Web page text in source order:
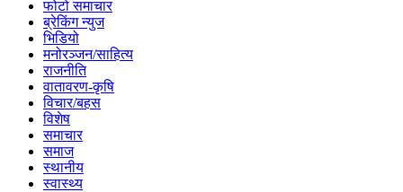
फोटो समाचार
ब्रेकिंग न्युज
भिडियो
मनोरञ्जन/साहित्य
राजनीति
वातावरण-कृषि
विचार/बहस
विशेष
समाचार
समाज
स्थानीय
स्वास्थ्य